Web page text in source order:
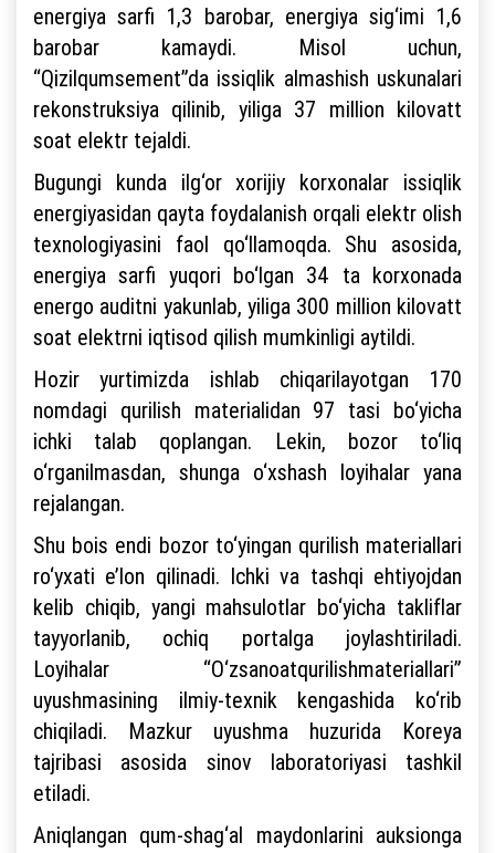
energiya sarfi 1,3 barobar, energiya sig‘imi 1,6
barobar kamaydi. Misol uchun,
“Qizilqumsement”da issiqlik almashish uskunalari
rekonstruksiya qilinib, yiliga 37 million kilovatt
soat elektr tejaldi.
Bugungi kunda ilg‘or xorijiy korxonalar issiqlik
energiyasidan qayta foydalanish orqali elektr olish
texnologiyasini faol qo‘llamoqda. Shu asosida,
energiya sarfi yuqori bo‘lgan 34 ta korxonada
energo auditni yakunlab, yiliga 300 million kilovatt
soat elektrni iqtisod qilish mumkinligi aytildi.
Hozir yurtimizda ishlab chiqarilayotgan 170
nomdagi qurilish materialidan 97 tasi bo‘yicha
ichki talab qoplangan. Lekin, bozor to‘liq
o‘rganilmasdan, shunga o‘xshash loyihalar yana
rejalangan.
Shu bois endi bozor to‘yingan qurilish materiallari
ro‘yxati e’lon qilinadi. Ichki va tashqi ehtiyojdan
kelib chiqib, yangi mahsulotlar bo‘yicha takliflar
tayyorlanib, ochiq portalga joylashtiriladi.
Loyihalar “O‘zsanoatqurilishmateriallari”
uyushmasining ilmiy-texnik kengashida ko‘rib
chiqiladi. Mazkur uyushma huzurida Koreya
tajribasi asosida sinov laboratoriyasi tashkil
etiladi.
Aniqlangan qum-shag‘al maydonlarini auksionga